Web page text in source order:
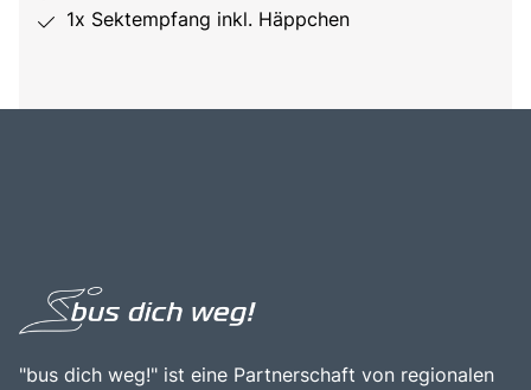
1x Sektempfang inkl. Häppchen
"bus dich weg!" ist eine Partnerschaft von regionalen